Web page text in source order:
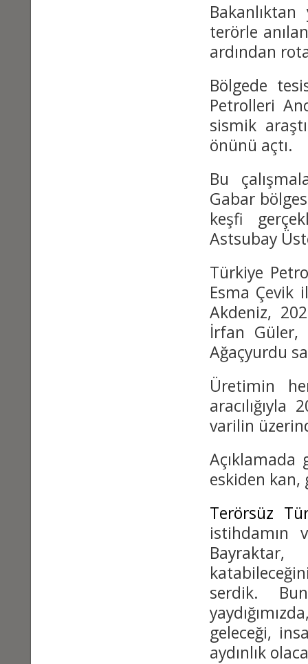
terörle
ardından
Bölgede
Petrolleri
sismik
önünü açtı.
Bu
Gabar
keşfi
Astsubay
Türkiye
Esma Çevik
Akdeniz,
İrfan Güler,
Ağaçyurdu
Üretimin
varilin
Açıklamada
eskiden
Terörsüz
istihdamın
Bayraktar,
serdik.
geleceği,
aydınlık